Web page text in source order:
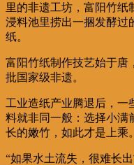
里的非遗工坊，富阳竹纸
浸料池里捞出一捆发酵过
纸。
富阳竹纸制作技艺始于唐
批国家级非遗。
工业造纸产业腾退后，一
料就非同一般：选择小满
长的嫩竹，如此才是上乘。
“如果水土流失，很难长